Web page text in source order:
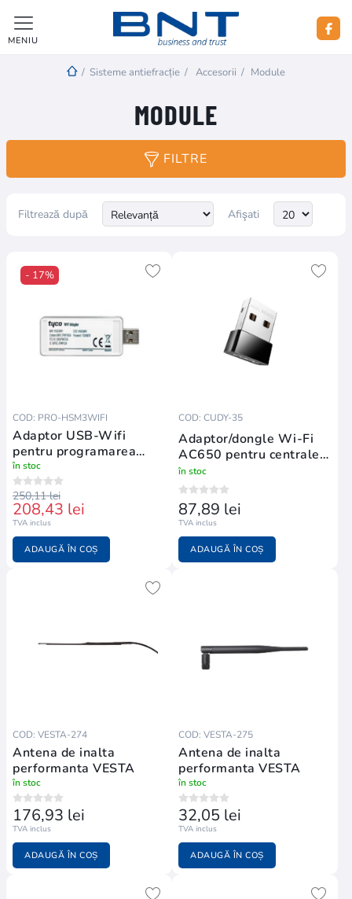
MENIU
/ Sisteme antiefracție / Accesorii / Module
MODULE
FILTRE
Filtrează după Afişati
- 17%
COD: PRO-HSM3WIFI
Adaptor USB-Wifi
pentru programarea
centralelor din seria
PRO
în stoc
250,11 lei
208,43 lei
TVA inclus
ADAUGĂ ÎN COȘ
COD: CUDY-35
Adaptor/dongle Wi-Fi
AC650 pentru centralele
VESTA
în stoc
87,89 lei
TVA inclus
ADAUGĂ ÎN COȘ
COD: VESTA-274
Antena de inalta
performanta VESTA
în stoc
176,93 lei
TVA inclus
ADAUGĂ ÎN COȘ
COD: VESTA-275
Antena de inalta
performanta VESTA
în stoc
32,05 lei
TVA inclus
ADAUGĂ ÎN COȘ